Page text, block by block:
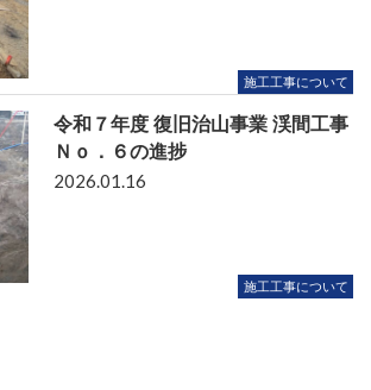
施工工事について
令和７年度 復旧治山事業 渓間工事
Ｎｏ．６の進捗
施工工事について
2026.01.16